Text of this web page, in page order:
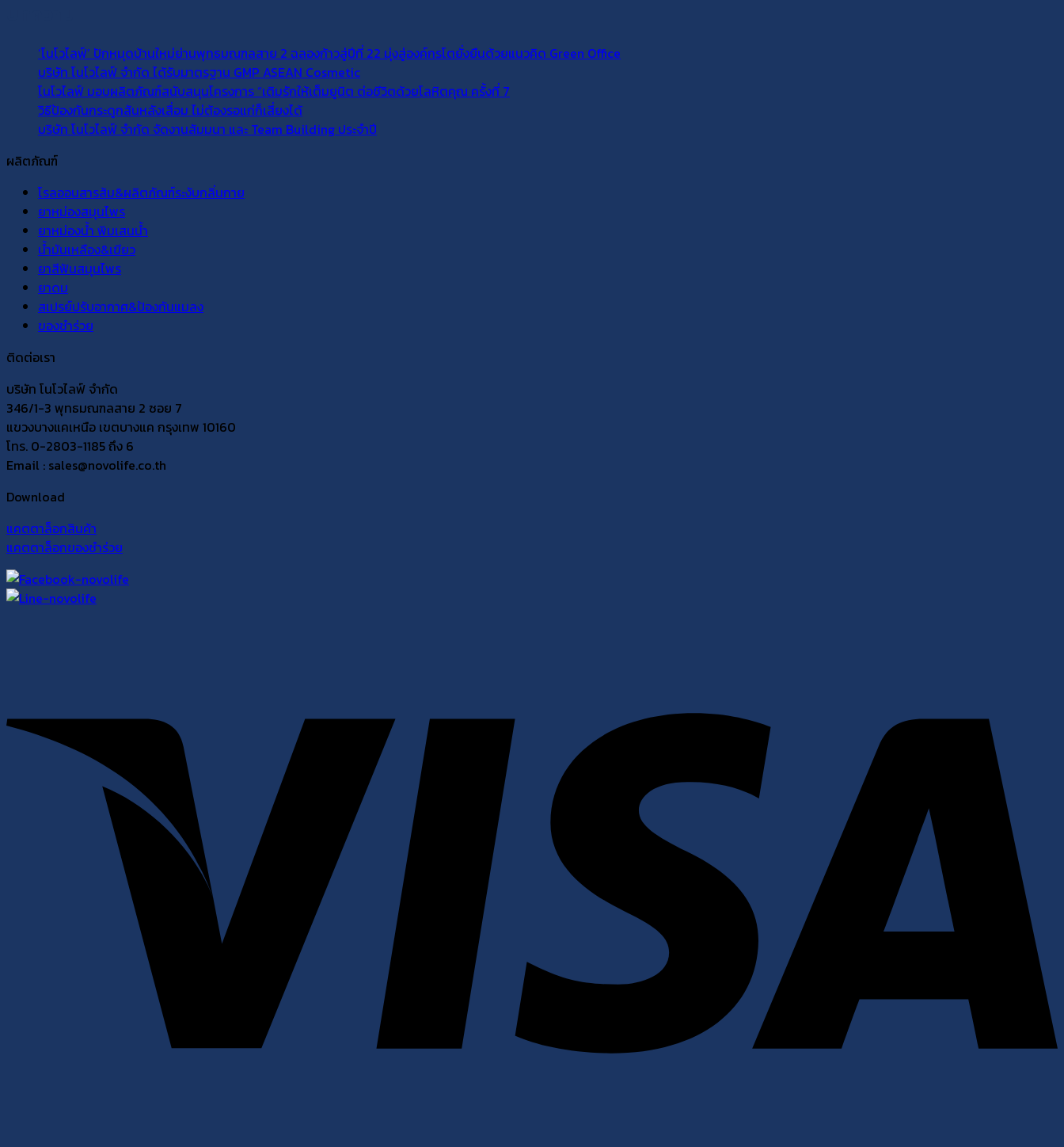
‘โนโวไลฟ์’ ปักหมุดบ้านใหม่ย่านพุทธมณฑลสาย 2 ฉลองก้าวสู่ปีที่ 22 มุ่งสู่องค์กรโตยั่งยืนด้วยแนวคิด Green Office
บริษัท โนโวไลฟ์ จำกัด ได้รับมาตรฐาน GMP ASEAN Cosmetic
โนโวไลฟ์ มอบผลิตภัณฑ์สนับสนุนโครงการ “เติมรักให้เต็มยูนิต ต่อชีวิตด้วยโลหิตคุณ ครั้งที่ 7
วิธีป้องกันกระดูกสันหลังเสื่อม ไม่ต้องรอแก่ก็เสี่ยงได้
บริษัท โนโวไลฟ์ จำกัด จัดงานสัมมนา และ Team Building ประจำปี
ผลิตภัณฑ์
โรลออนสารส้ม&ผลิตภัณฑ์ระงับกลิ่นกาย
ยาหม่องสมุนไพร
ยาหม่องน้ำ พิมเสนน้ำ
น้ำมันเหลือง&เขียว
ยาสีฟันสมุนไพร
ยาดม
สเปรย์ปรับอากาศ&ป้องกันแมลง
ของชำร่วย
ติดต่อเรา
บริษัท โนโวไลฟ์ จำกัด
346/1-3 พุทธมณฑลสาย 2 ซอย 7
แขวงบางแคเหนือ เขตบางแค กรุงเทพ 10160
โทร. 0-2803-1185 ถึง 6
Email : sales@novolife.co.th
Download
แคตตาล็อกสินค้า
แคตตาล็อกของชำร่วย